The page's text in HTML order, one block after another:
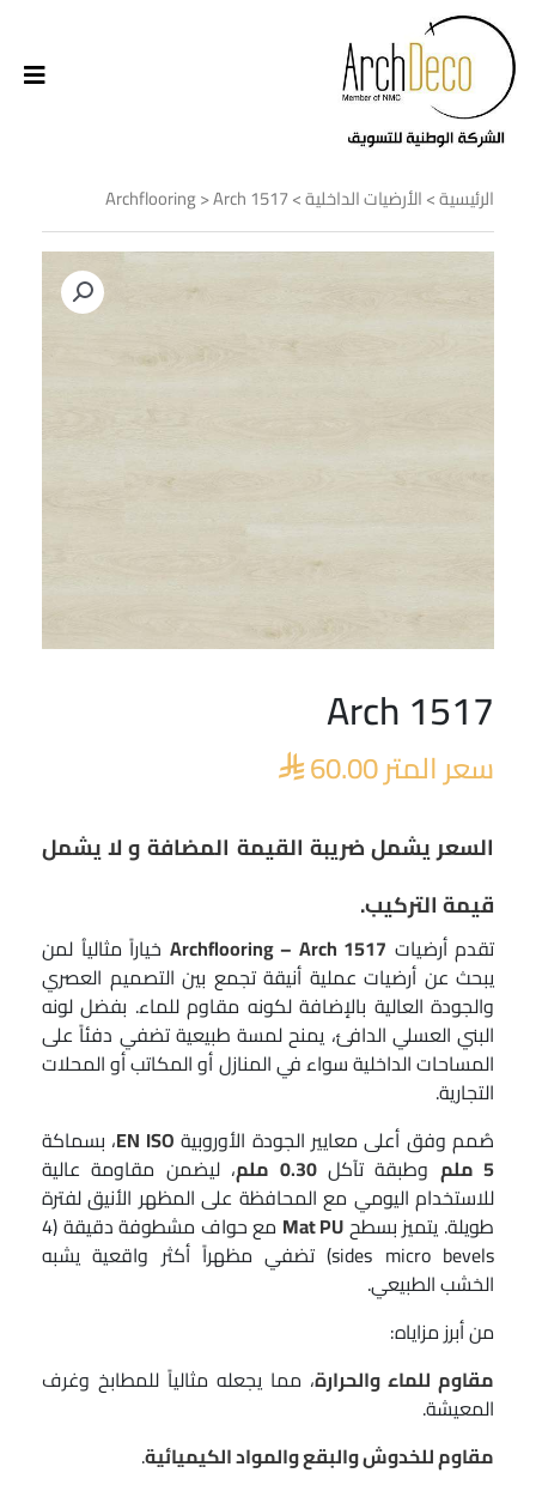
الرئيسية>الأرضيات الداخلية>
Archflooring> Arch 1517
Arch 1517
سعر المتر 60.00
السعر يشمل ضريبة القيمة المضافة و لا يشمل
قيمة التركيب.
تقدم أرضيات Archflooring – Arch 1517 خياراً مثالياُ لمن
يبحث عن أرضيات عملية أنيقة تجمع بين التصميم العصري
والجودة العالية بالإضافة لكونه مقاوم للماء. بفضل لونه
البني العسلي الدافئ، يمنح لمسة طبيعية تضفي دفئاً على
المساحات الداخلية سواء في المنازل أو المكاتب أو المحلات
التجارية.
صُمم وفق أعلى معايير الجودة الأوروبية EN ISO، بسماكة
5 ملم
وطبقة تآكل0.30 ملم
، ليضمن مقاومة عالية
للاستخدام اليومي مع المحافظة على المظهر الأنيق لفترة
طويلة. يتميز بسطحMat PU
مع حواف مشطوفة دقيقة (4
sides micro bevels) تضفي مظهراً أكثر واقعية يشبه
الخشب الطبيعي.
من أبرز مزاياه:
مقاوم للماء والحرارة، مما يجعله مثالياً للمطابخ وغرف
المعيشة.
مقاوم للخدوش والبقع والمواد الكيميائية.